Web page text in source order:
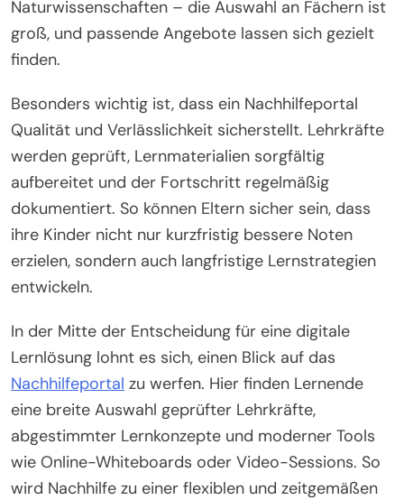
Naturwissenschaften – die Auswahl an Fächern ist
groß, und passende Angebote lassen sich gezielt
finden.
Besonders wichtig ist, dass ein Nachhilfeportal
Qualität und Verlässlichkeit sicherstellt. Lehrkräfte
werden geprüft, Lernmaterialien sorgfältig
aufbereitet und der Fortschritt regelmäßig
dokumentiert. So können Eltern sicher sein, dass
ihre Kinder nicht nur kurzfristig bessere Noten
erzielen, sondern auch langfristige Lernstrategien
entwickeln.
In der Mitte der Entscheidung für eine digitale
Lernlösung lohnt es sich, einen Blick auf das
Nachhilfeportal zu werfen. Hier finden Lernende
eine breite Auswahl geprüfter Lehrkräfte,
abgestimmter Lernkonzepte und moderner Tools
wie Online-Whiteboards oder Video-Sessions. So
wird Nachhilfe zu einer flexiblen und zeitgemäßen